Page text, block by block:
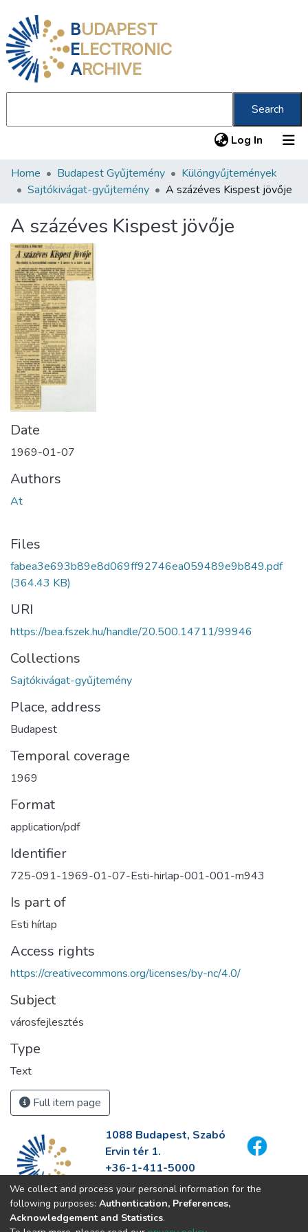
BUDAPEST
ELECTRONIC
ARCHIVE
Search
Log In (current)
Communities & Collections
Statistics
About us
Home Budapest Gyűjtemény
Különgyűjtemények
Sajtókivágat-gyűjtemény
A százéves Kispest jövője
A százéves Kispest jövője
Date
1969-01-07
Authors
At
Files
fabea3e693b89e8d069ff92746ea059489e9b849.pdf
(364.43 KB)
URI
https://bea.fszek.hu/handle/20.500.14711/99946
Collections
Sajtókivágat-gyűjtemény
Place, address
Budapest
Temporal coverage
1969
Format
application/pdf
Identifier
725-091-1969-01-07-Esti-hirlap-001-001-m943
Is part of
Esti hírlap
Access rights
https://creativecommons.org/licenses/by-nc/4.0/
Subject
városfejlesztés
Type
Text
Full item page
1088 Budapest, Szabó
Ervin tér 1.
+36-1-411-5000
info@fszek.hu
https://fszek.hu
We collect and process your personal information for the
following purposes: Authentication, Preferences,
Acknowledgement and Statistics.